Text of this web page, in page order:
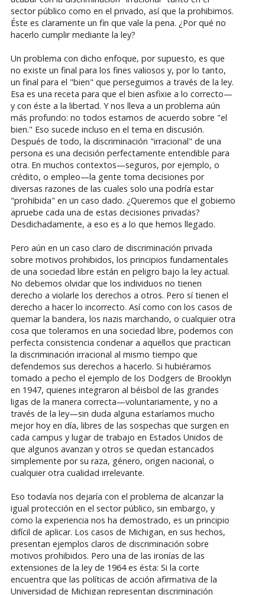
sector público como en el privado, así que la prohibimos.
Éste es claramente un fin que vale la pena. ¿Por qué no
hacerlo cumplir mediante la ley?
Un problema con dicho enfoque, por supuesto, es que
no existe un final para los fines valiosos y, por lo tanto,
un final para el "bien" que perseguimos a través de la ley.
Esa es una receta para que el bien asfixie a lo correcto—
y con éste a la libertad. Y nos lleva a un problema aún
más profundo: no todos estamos de acuerdo sobre "el
bien." Eso sucede incluso en el tema en discusión.
Después de todo, la discriminación "irracional" de una
persona es una decisión perfectamente entendible para
otra. En muchos contextos—seguros, por ejemplo, o
crédito, o empleo—la gente toma decisiones por
diversas razones de las cuales solo una podría estar
"prohibida" en un caso dado. ¿Queremos que el gobierno
apruebe cada una de estas decisiones privadas?
Desdichadamente, a eso es a lo que hemos llegado.
Pero aún en un caso claro de discriminación privada
sobre motivos prohibidos, los principios fundamentales
de una sociedad libre están en peligro bajo la ley actual.
No debemos olvidar que los individuos no tienen
derecho a violarle los derechos a otros. Pero sí tienen el
derecho a hacer lo incorrecto. Así como con los casos de
quemar la bandera, los nazis marchando, o cualquier otra
cosa que toleramos en una sociedad libre, podemos con
perfecta consistencia condenar a aquellos que practican
la discriminación irracional al mismo tiempo que
defendemos sus derechos a hacerlo. Si hubiéramos
tomado a pecho el ejemplo de los Dodgers de Brooklyn
en 1947, quienes integraron al béisbol de las grandes
ligas de la manera correcta—voluntariamente, y no a
través de la ley—sin duda alguna estaríamos mucho
mejor hoy en día, libres de las sospechas que surgen en
cada campus y lugar de trabajo en Estados Unidos de
que algunos avanzan y otros se quedan estancados
simplemente por su raza, género, origen nacional, o
cualquier otra cualidad irrelevante.
Eso todavía nos dejaría con el problema de alcanzar la
igual protección en el sector público, sin embargo, y
como la experiencia nos ha demostrado, es un principio
difícil de aplicar. Los casos de Michigan, en sus hechos,
presentan ejemplos claros de discriminación sobre
motivos prohibidos. Pero una de las ironías de las
extensiones de la ley de 1964 es ésta: Si la corte
encuentra que las políticas de acción afirmativa de la
Universidad de Michigan representan discriminación